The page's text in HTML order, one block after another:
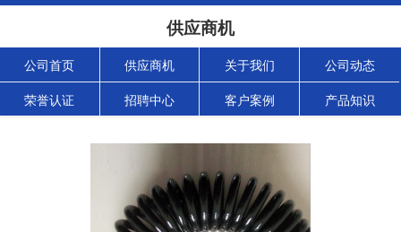
供应商机
公司首页 供应商机 关于我们 公司动态
荣誉认证 招聘中心 客户案例 产品知识